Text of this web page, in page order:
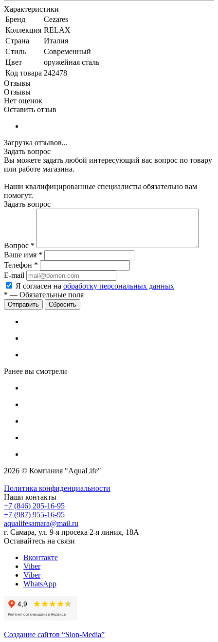
Характеристики
Бренд
Cezares
Коллекция RELAX
Страна
Италия
Стиль
Современный
Цвет
оружейная сталь
Код товара 242478
Отзывы
Отзывы
Нет оценок
Оставить отзыв
Загрузка отзывов...
Задать вопрос
Вы можете задать любой интересующий вас вопрос по товару
или работе магазина.
Наши квалифицированные специалисты обязательно вам
помогут.
Задать вопрос
Вопрос *
Ваше имя *
Телефон *
E-mail
Я согласен на обработку персональных данных
* — Обязательные поля
Сбросить
Ранее вы смотрели
2026 © Компания "AquaLife"
Политика конфиденциальности
Наши контакты
+7 (846) 205-16-95
+7 (987) 955-16-95
aqualifesamara@mail.ru
г. Самара, ул. 9-я просека 2-я линия, 18А
Оставайтесь на связи
Вконтакте
Viber
Viber
WhatsApp
Создание сайтов “Slon-Media”